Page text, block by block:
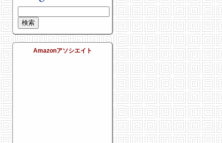
Amazonアソシエイト